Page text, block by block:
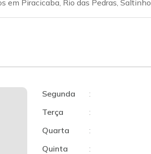
em Piracicaba, Rio das Pedras, Saltinho
Segunda :
Terça
:
Quarta
:
Quinta
: